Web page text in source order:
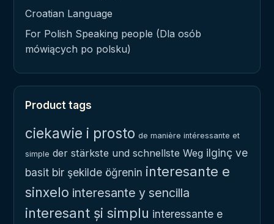
Croatian Language
For Polish Speaking people (Dla osób
mówiących po polsku)
Product tags
ciekawie i prosto de manière intéressante et
simple der stärkste und schnellste Weg ilginç ve
basit bir şekilde öğrenin interesante e
sinxelo interesante y sencilla
interesant și simplu interessante e